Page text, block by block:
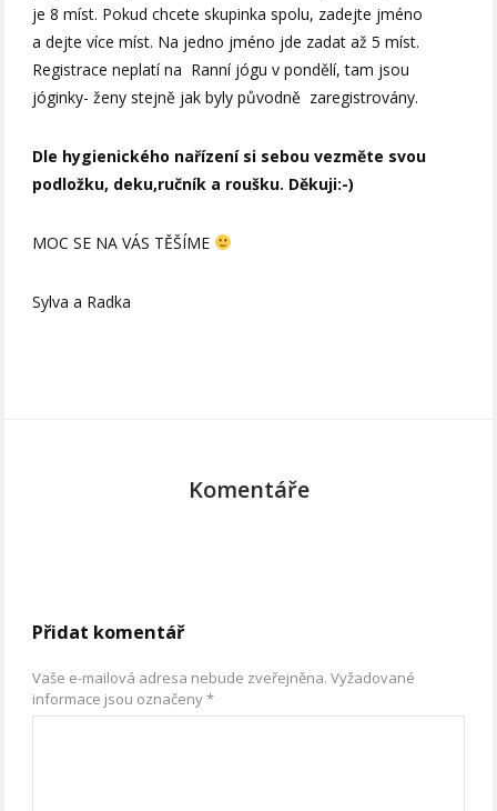
je 8 míst. Pokud chcete skupinka spolu, zadejte jméno
a dejte více míst. Na jedno jméno jde zadat až 5 míst.
Registrace neplatí na Ranní jógu v pondělí, tam jsou
jóginky- ženy stejně jak byly původně zaregistrovány.
Dle hygienického nařízení si sebou vezměte svou
podložku, deku,ručník a roušku. Děkuji:-)
MOC SE NA VÁS TĚŠÍME
Sylva a Radka
Komentáře
Přidat komentář
Vaše e-mailová adresa nebude zveřejněna. Vyžadované
informace jsou označeny*